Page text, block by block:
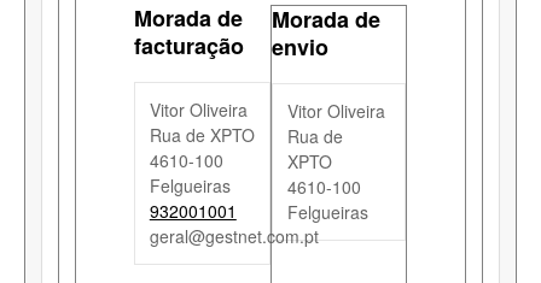
Morada de
facturação
Vitor Oliveira
Rua de XPTO
4610-100
Felgueiras
932001001
geral@gestnet.com.pt
Morada de
envio
Vitor Oliveira
Rua de
XPTO
4610-100
Felgueiras